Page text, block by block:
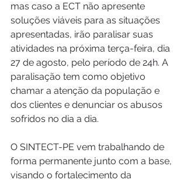
mas caso a ECT não apresente
soluções viáveis para as situações
apresentadas, irão paralisar suas
atividades na próxima terça-feira, dia
27 de agosto, pelo período de 24h. A
paralisação tem como objetivo
chamar a atenção da população e
dos clientes e denunciar os abusos
sofridos no dia a dia.
O SINTECT-PE vem trabalhando de
forma permanente junto com a base,
visando o fortalecimento da